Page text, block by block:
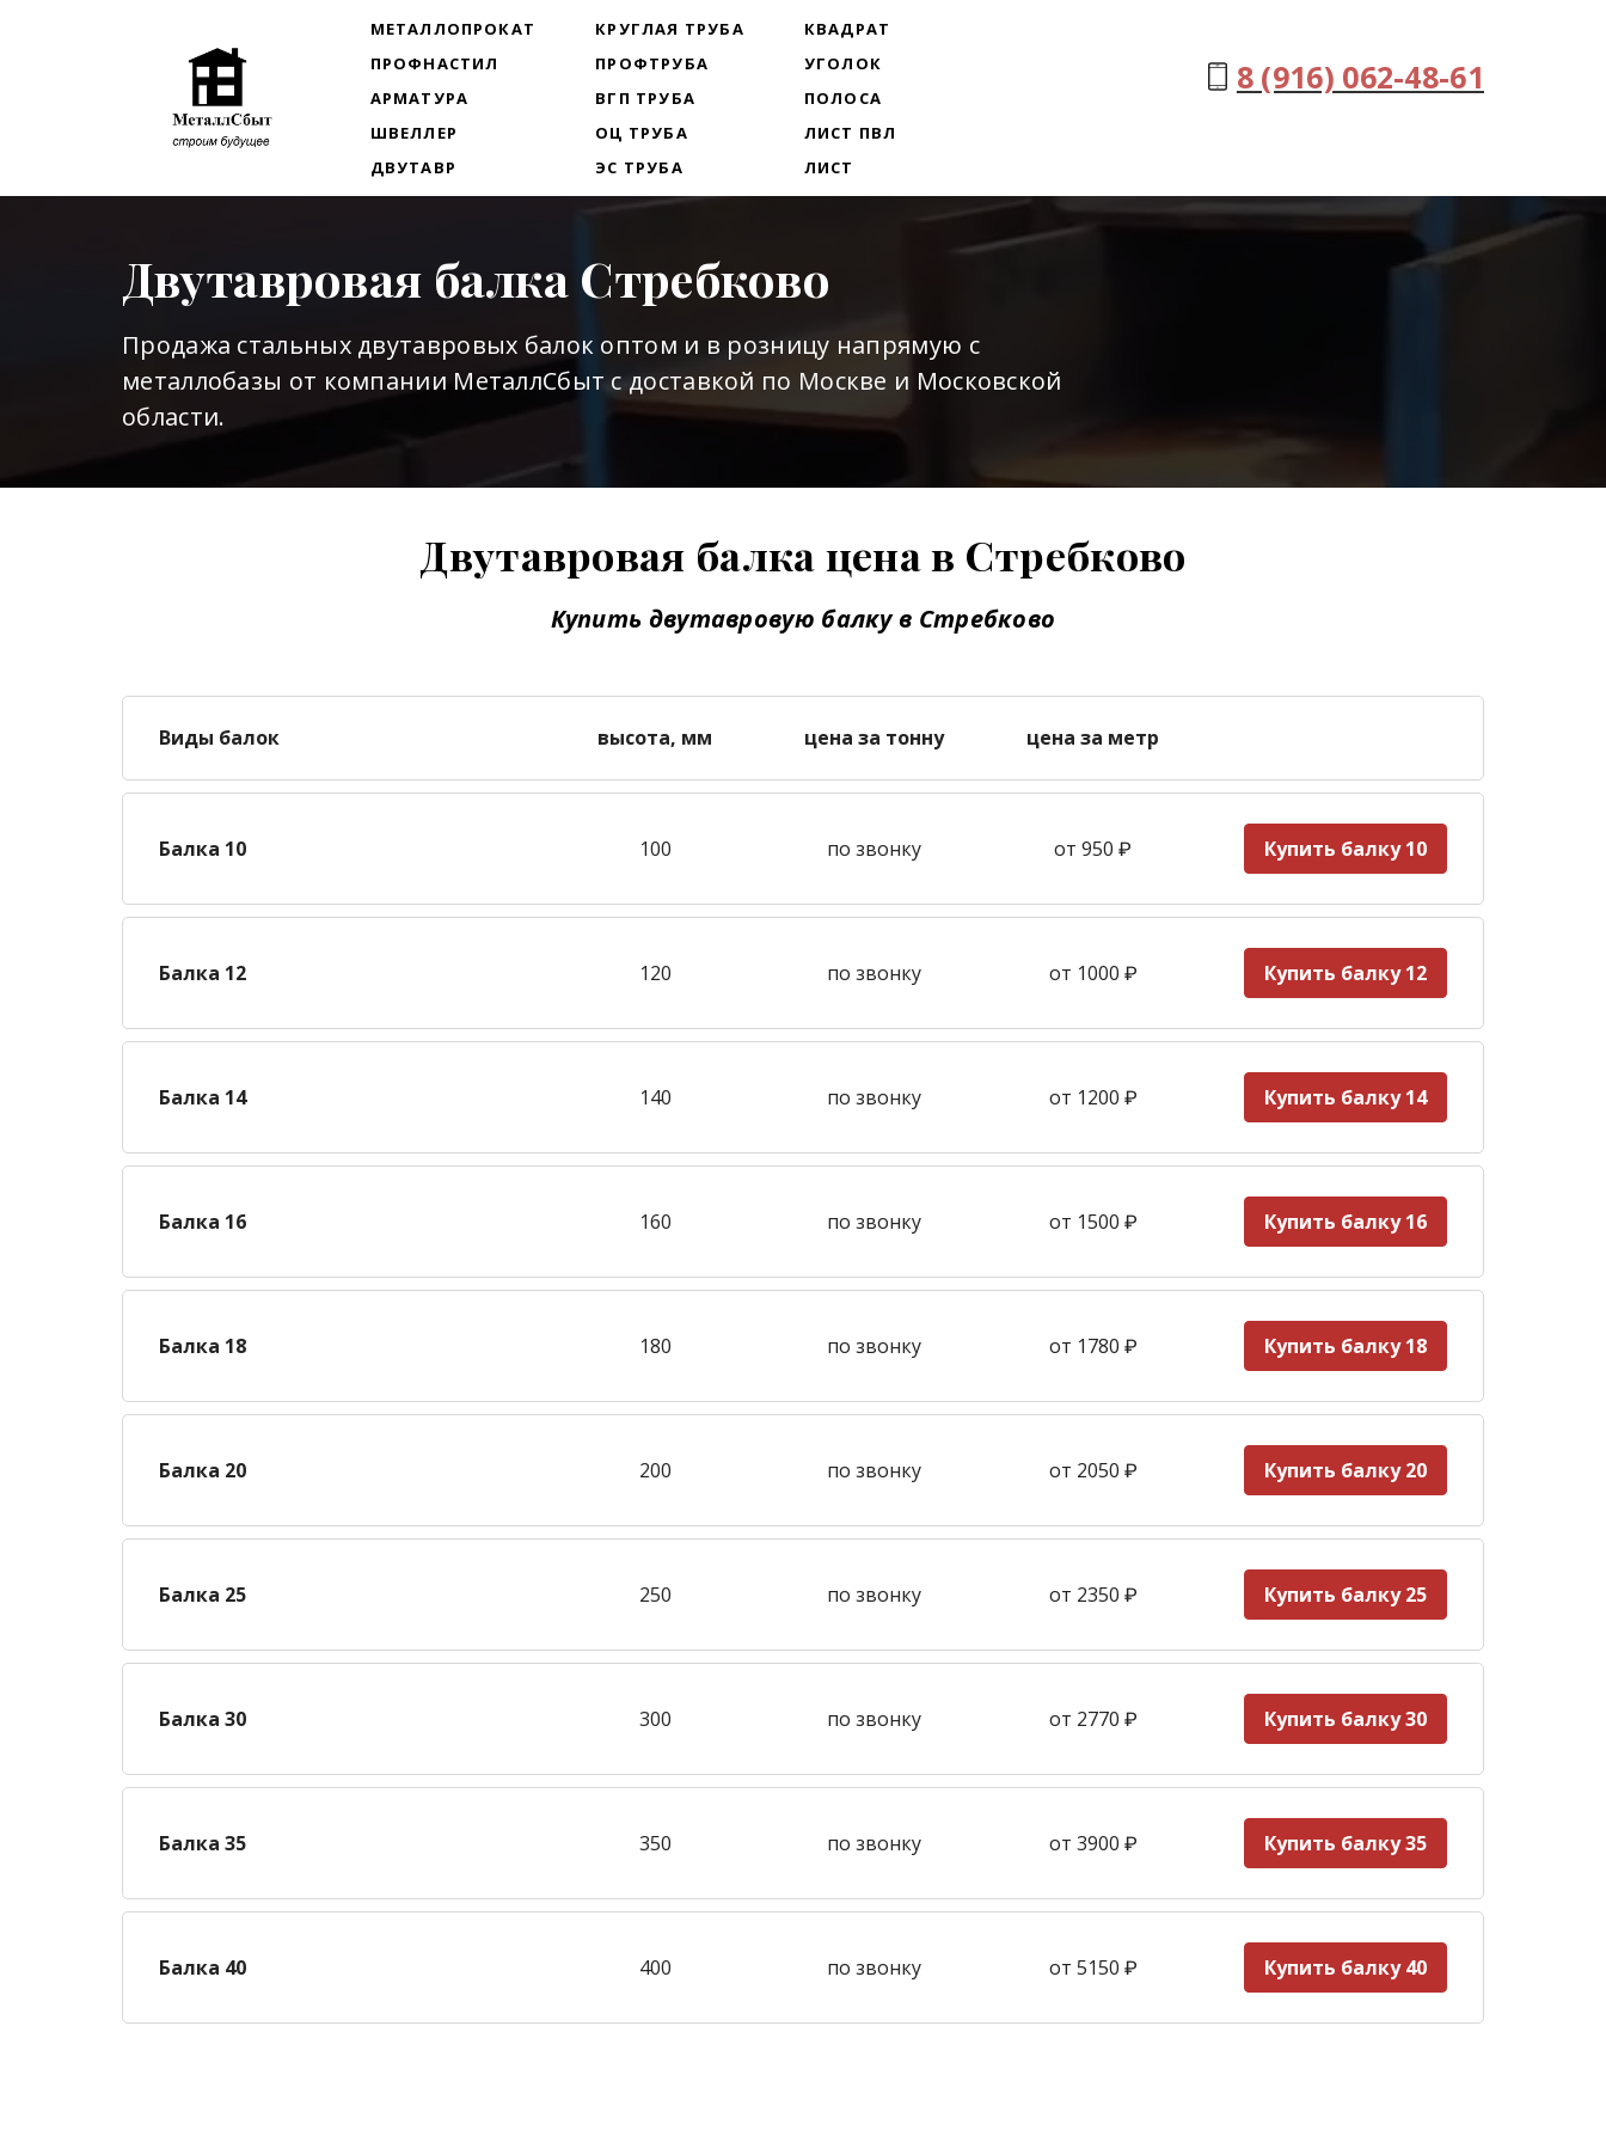
МЕТАЛЛОПРОКАТ
ПРОФНАСТИЛ
АРМАТУРА
ШВЕЛЛЕР
ДВУТАВР
КРУГЛАЯ ТРУБА
ПРОФТРУБА
ВГП ТРУБА
ОЦ ТРУБА
ЭС ТРУБА
КВАДРАТ
УГОЛОК
ПОЛОСА
ЛИСТ ПВЛ
ЛИСТ
8 (916) 062-48-61
Двутавровая балка Стребково
Продажа стальных двутавровых балок оптом и в розницу напрямую с
металлобазы от компании МеталлСбыт с доставкой по Москве и Московской
области.
Двутавровая балка цена в Стребково
Купить двутавровую балку в Стребково
Виды балок высота, мм цена за тонну цена за метр
Балка 10 100 по звонку от 950 ₽ Купить балку 10
Балка 12 120 по звонку от 1000 ₽ Купить балку 12
Балка 14 140 по звонку от 1200 ₽ Купить балку 14
Балка 16 160 по звонку от 1500 ₽ Купить балку 16
Балка 18 180 по звонку от 1780 ₽ Купить балку 18
Балка 20 200 по звонку от 2050 ₽ Купить балку 20
Балка 25 250 по звонку от 2350 ₽ Купить балку 25
Балка 30 300 по звонку от 2770 ₽ Купить балку 30
Балка 35 350 по звонку от 3900 ₽ Купить балку 35
Балка 40 400 по звонку от 5150 ₽ Купить балку 40